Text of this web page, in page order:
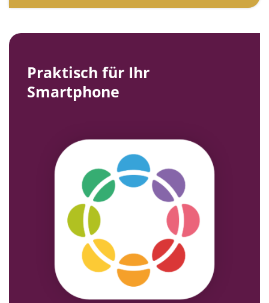
Praktisch für Ihr
Smartphone